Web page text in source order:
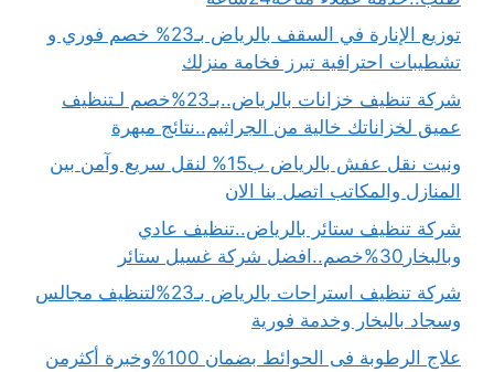
توزيع الإنارة في السقف بالرياض بـ23% خصم فوري و
تشطيبات احترافية تبرز فخامة منزلك
شركة تنظيف خزانات بالرياض..بـ23%خصم لـتنظيف
عميق لخزاناتك خالية من الجراثيم..نتائج مبهرة
ونيت نقل عفش بالرياض ب15% لنقل سريع وآمن بين
المنازل والمكاتب اتصل بنا الان
شركة تنظيف ستائر بالرياض..تنظيف عادي
وبالبخار30%خصم..افضل شركة غسيل ستائر
شركة تنظيف استراحات بالرياض بـ23%لتنظيف مجالس
وسجاد بالبخار وخدمة فورية
علاج الرطوبة فى الحوائط بضمان 100%وخبرة أكثرمن